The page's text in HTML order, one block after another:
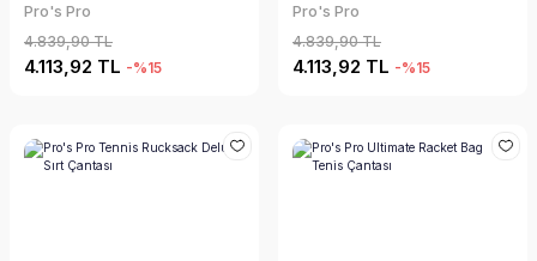
Pro's Pro
4.839,90 TL
4.113,92 TL -%15
Pro's Pro
4.839,90 TL
4.113,92 TL -%15